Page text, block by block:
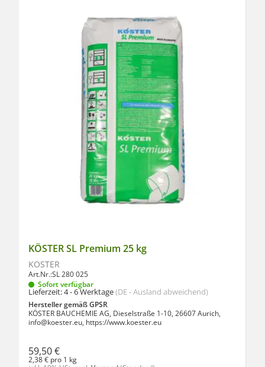
KÖSTER SL Premium 25 kg
KÖSTER
Art.Nr.:SL 280 025
Sofort verfügbar
Lieferzeit:4 - 6 Werktage(DE - Ausland abweichend)
Hersteller gemäß GPSR
KÖSTER BAUCHEMIE AG, Dieselstraße 1-10, 26607 Aurich,
info@koester.eu, https://www.koester.eu
59,50 €
2,38 € pro 1 kg